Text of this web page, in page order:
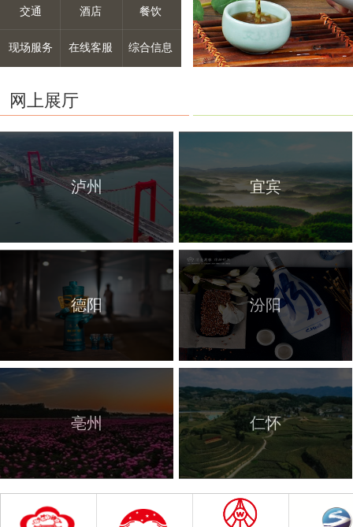
交通 酒店 餐饮
现场服务 在线客服 综合信息
网上展厅
泸州 宜宾
德阳 汾阳
亳州 仁怀